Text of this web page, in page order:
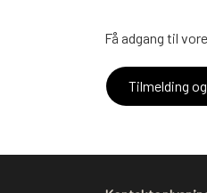
Få adgang til
Tilmelding